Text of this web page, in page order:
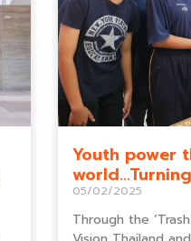
Youth power
05/02/2025
Through the